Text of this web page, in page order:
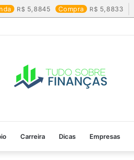
5,8845 Compra 5,8833
que mais valem a pena
Carreira Dicas Empresas